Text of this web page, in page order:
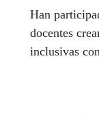
Han
docentes
inclusivas